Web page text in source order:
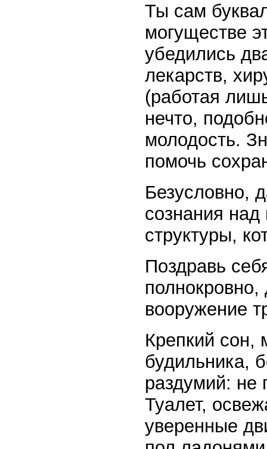
Ты сам
могуществе
убедились
лекарств,
(работая
нечто,
молодость.
помочь
Безусловно,
сознания
структуры,
Поздравь
вооружение
Крепкий сон,
будильника,
раздумий: не
Туалет,
уверенные